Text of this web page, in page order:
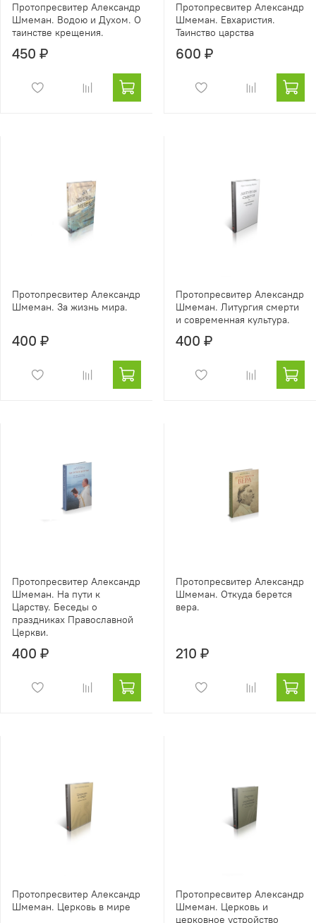
Протопресвитер Александр
Шмеман. Водою и Духом. О
таинстве крещения.
450 ₽
Протопресвитер Александр
Шмеман. Евхаристия.
Таинство царства
600 ₽
Протопресвитер Александр
Шмеман. За жизнь мира.
400 ₽
Протопресвитер Александр
Шмеман. Литургия смерти
и современная культура.
400 ₽
Протопресвитер Александр
Шмеман. На пути к
Царству. Беседы о
праздниках Православной
Церкви.
400 ₽
Протопресвитер Александр
Шмеман. Откуда берется
вера.
210 ₽
Протопресвитер Александр
Шмеман. Церковь в мире
Протопресвитер Александр
Шмеман. Церковь и
церковное устройство